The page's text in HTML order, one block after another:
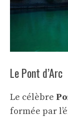
Le Pont d’Arc
Le célèbre
formée par